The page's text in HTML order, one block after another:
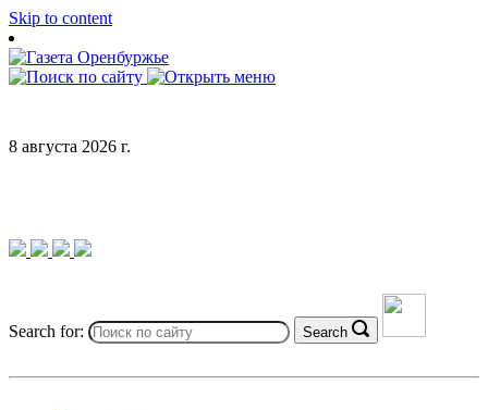
Skip to content
8 августа 2026 г.
Search for: Search